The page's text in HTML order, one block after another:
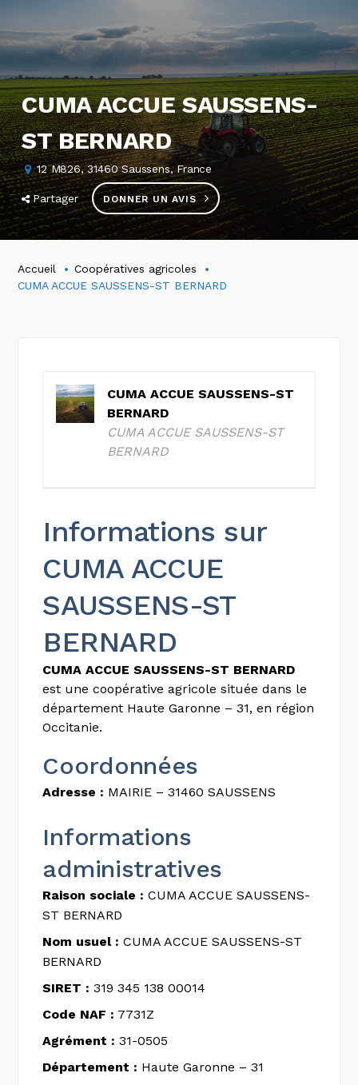
CUMA ACCUE SAUSSENS-
ST BERNARD
12 M826, 31460 Saussens, France
Partager DONNER UN AVIS
Accueil
Coopératives agricoles
CUMA ACCUE SAUSSENS-ST BERNARD
CUMA ACCUE SAUSSENS-ST
BERNARD
CUMA ACCUE SAUSSENS-ST
BERNARD
Informations sur
CUMA ACCUE
SAUSSENS-ST
BERNARD
CUMA ACCUE SAUSSENS-ST BERNARD
est une coopérative agricole située dans le
département Haute Garonne – 31, en région
Occitanie.
Coordonnées
Adresse : MAIRIE – 31460 SAUSSENS
Informations
administratives
Raison sociale : CUMA ACCUE SAUSSENS-
ST BERNARD
Nom usuel : CUMA ACCUE SAUSSENS-ST
BERNARD
SIRET : 319 345 138 00014
Code NAF : 7731Z
Agrément : 31-0505
Département : Haute Garonne – 31